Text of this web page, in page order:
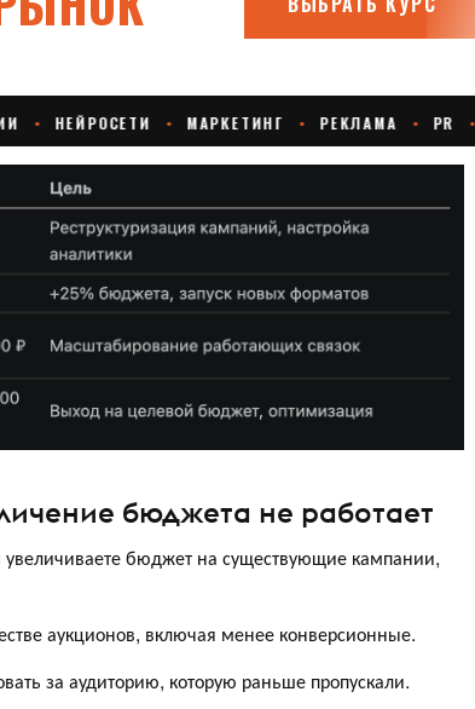
бюджета не работает
бюджет на существующие кампании,
аукционов, включая менее конверсионные.
за аудиторию, которую раньше пропускали.